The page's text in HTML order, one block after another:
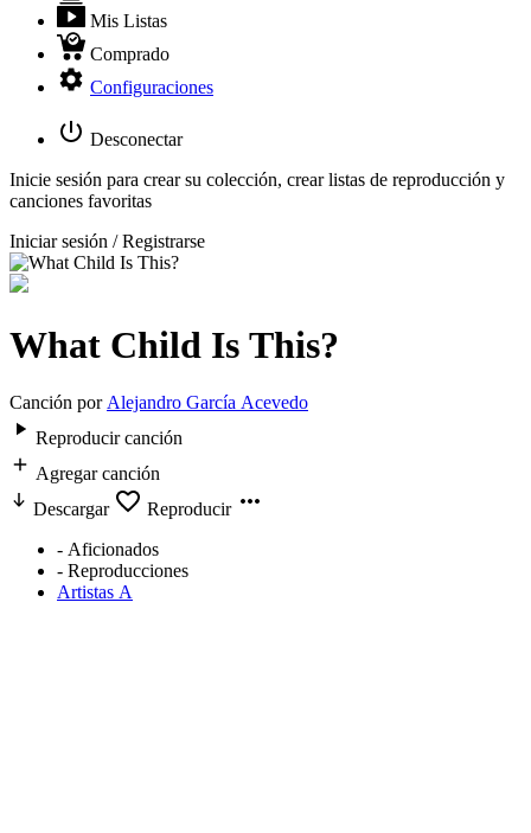
Mis Listas
Comprado
Configuraciones
Desconectar
Inicie sesión para crear su colección, crear listas de reproducción y
canciones favoritas
Iniciar sesión / Registrarse
What Child Is This?
Canción por Alejandro García Acevedo
Reproducir canción
Agregar canción
Descargar
Reproducir
- Aficionados
- Reproducciones
Artistas A